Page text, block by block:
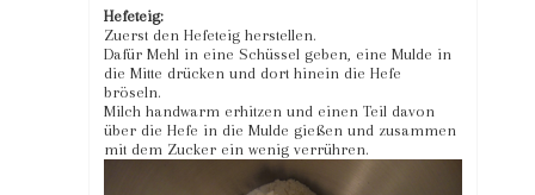
Hefeteig:
Zuerst den Hefeteig herstellen.
Dafür Mehl in eine Schüssel geben, eine Mulde in
die Mitte drücken und dort hinein die Hefe
bröseln.
Milch handwarm erhitzen und einen Teil davon
über die Hefe in die Mulde gießen und zusammen
mit dem Zucker ein wenig verrühren.